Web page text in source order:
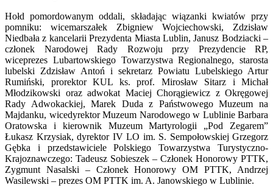
Hołd pomordowanym oddali, składając wiązanki kwiatów przy
pomniku: wicemarszałek Zbigniew Wojciechowski, Zdzisław
Niedbała z kancelarii Prezydenta Miasta Lublin, Janusz Bodziacki –
członek Narodowej Rady Rozwoju przy Prezydencie RP,
wiceprezes Lubartowskiego Towarzystwa Regionalnego, starosta
lubelski Zdzisław Antoń i sekretarz Powiatu Lubelskiego Artur
Rumiński, prorektor KUL ks. prof. Mirosław Sitarz i Michał
Młodzikowski oraz adwokat Maciej Chorągiewicz z Okręgowej
Rady Adwokackiej, Marek Duda z Państwowego Muzeum na
Majdanku, wicedyrektor Muzeum Narodowego w Lublinie Barbara
Oratowska i kierownik Muzeum Martyrologii „Pod Zegarem”
Łukasz Krzysiak, dyrektor IV LO im. S. Sempołowskiej Grzegorz
Gębka i przedstawiciele Polskiego Towarzystwa Turystyczno-
Krajoznawczego: Tadeusz Sobieszek – Członek Honorowy PTTK,
Zygmunt Nasalski – Członek Honorowy OM PTTK, Andrzej
Wasilewski – prezes OM PTTK im. A. Janowskiego w Lublinie.